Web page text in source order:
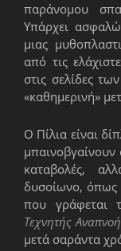
παράνομου
Υπάρχει
μιας
από τις
στις σελίδες
«καθημερινή»
Ο Πίλια είναι
μπαινοβγαίνουν
καταβολές,
δυσοίωνο, όπως
που γράφεται
Τεχνητής
μετά σαράντα